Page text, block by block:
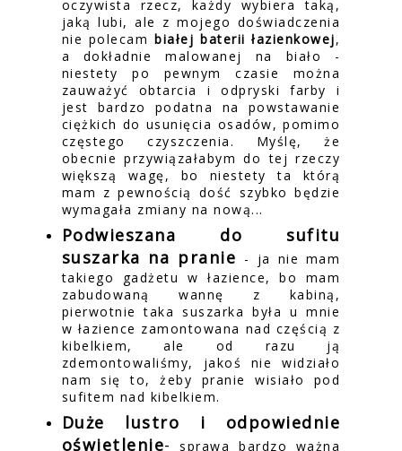
oczywista rzecz, każdy wybiera taką,
jaką lubi, ale z mojego doświadczenia
nie polecam białej baterii łazienkowej,
a dokładnie malowanej na biało -
niestety po pewnym czasie można
zauważyć obtarcia i odpryski farby i
jest bardzo podatna na powstawanie
ciężkich do usunięcia osadów, pomimo
częstego czyszczenia. Myślę, że
obecnie przywiązałabym do tej rzeczy
większą wagę, bo niestety ta którą
mam z pewnością dość szybko będzie
wymagała zmiany na nową...
Podwieszana do sufitu
suszarka na pranie - ja nie mam
takiego gadżetu w łazience, bo mam
zabudowaną wannę z kabiną,
pierwotnie taka suszarka była u mnie
w łazience zamontowana nad częścią z
kibelkiem, ale od razu ją
zdemontowaliśmy, jakoś nie widziało
nam się to, żeby pranie wisiało pod
sufitem nad kibelkiem.
Duże lustro i odpowiednie
oświetlenie-
sprawa bardzo ważna